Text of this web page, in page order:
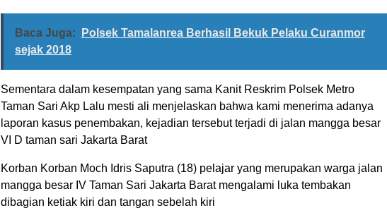
Baca Juga:
Polsek Tamalanrea Berhasil Bekuk Pelaku Curanmor
sejak 2018
Sementara dalam kesempatan yang sama Kanit Reskrim Polsek Metro
Taman Sari Akp Lalu mesti ali menjelaskan bahwa kami menerima adanya
laporan kasus penembakan, kejadian tersebut terjadi di jalan mangga besar
VI D taman sari Jakarta Barat
Korban Korban Moch Idris Saputra (18) pelajar yang merupakan warga jalan
mangga besar IV Taman Sari Jakarta Barat mengalami luka tembakan
dibagian ketiak kiri dan tangan sebelah kiri